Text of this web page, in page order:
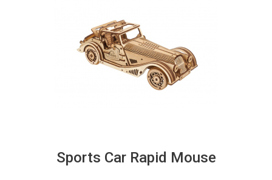
Sports Car Rapid Mouse